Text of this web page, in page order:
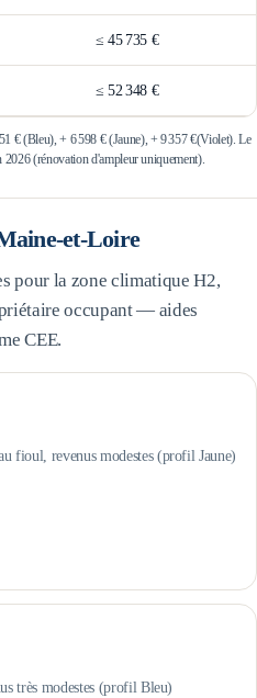
≤45 735 €
≤52 348 €
€(Bleu), + 6 598 €(Jaune), + 9 357 €(Violet). Le
2026 (rénovation d'ampleur uniquement).
et-Loire
pour la zone climatique H2,
occupant — aides
CEE.
fioul, revenus modestes (profil Jaune)
très modestes (profil Bleu)